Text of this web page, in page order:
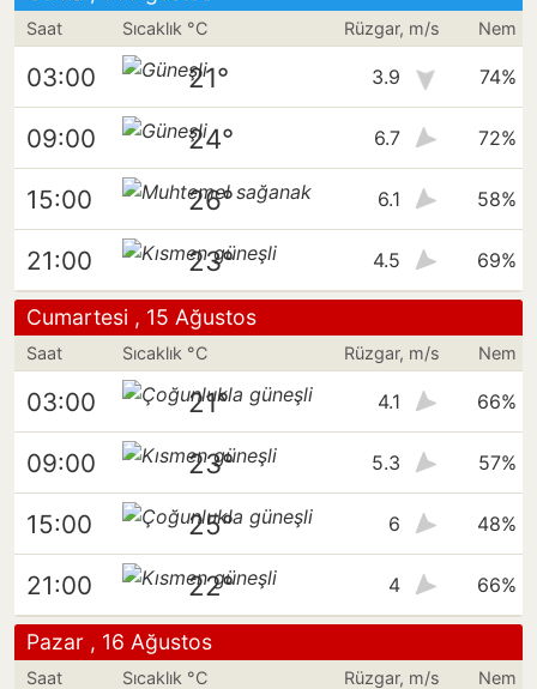
Saat Sıcaklık °C Rüzgar, m/s Nem
03:00 21° 3.9 74%
09:00 24° 6.7 72%
15:00 26° 6.1 58%
21:00 23° 4.5 69%
Cumartesi , 15 Ağustos
Saat Sıcaklık °C Rüzgar, m/s Nem
03:00 21° 4.1 66%
09:00 23° 5.3 57%
15:00 25° 6 48%
21:00 22° 4 66%
Pazar , 16 Ağustos
Saat Sıcaklık °C Rüzgar, m/s Nem